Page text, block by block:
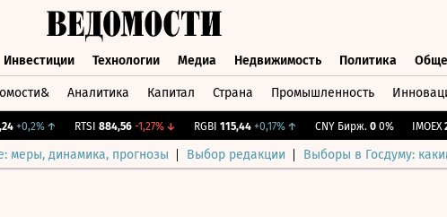
Инвестиции Технологии Медиа Недвижимость Политика
Аналитика Капитал Страна Промышленность
+0,2%↑ RTSI 884,56 -1,27%↓ RGBI 115,44 +0,17%↑ CNY Бирж. 0 0% IMOEX 2
меры, динамика, прогнозы Выбор редакции Выборы в Госдуму: